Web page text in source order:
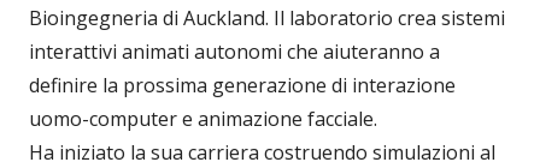
Bioingegneria di Auckland. Il laboratorio crea sistemi
interattivi animati autonomi che aiuteranno a
definire la prossima generazione di interazione
uomo-computer e animazione facciale.
Ha iniziato la sua carriera costruendo simulazioni al